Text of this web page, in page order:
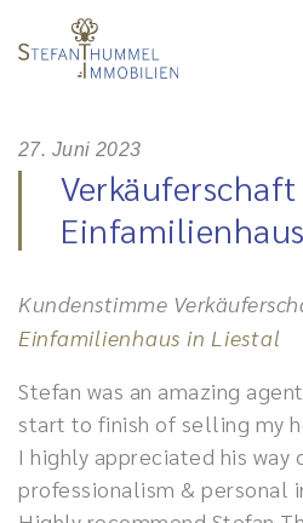
27. Juni 2023
Verkäuferschaft
Kundenstimme
Einfamilienhaus in Liestal
Stefan was an amazing
start to finish of selling my
I highly appreciated his way
professionalism & personal